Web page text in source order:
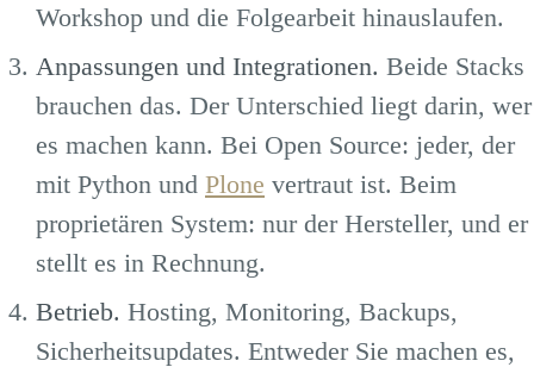
Workshop und die Folgearbeit hinauslaufen.
Anpassungen und Integrationen. Beide Stacks
brauchen das. Der Unterschied liegt darin, wer
es machen kann. Bei Open Source: jeder, der
mit Python und Plone vertraut ist. Beim
proprietären System: nur der Hersteller, und er
stellt es in Rechnung.
Betrieb. Hosting, Monitoring, Backups,
Sicherheitsupdates. Entweder Sie machen es,